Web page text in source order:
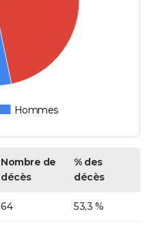
Hommes
Nombre de
décès
% des
décès
64 53,3 %